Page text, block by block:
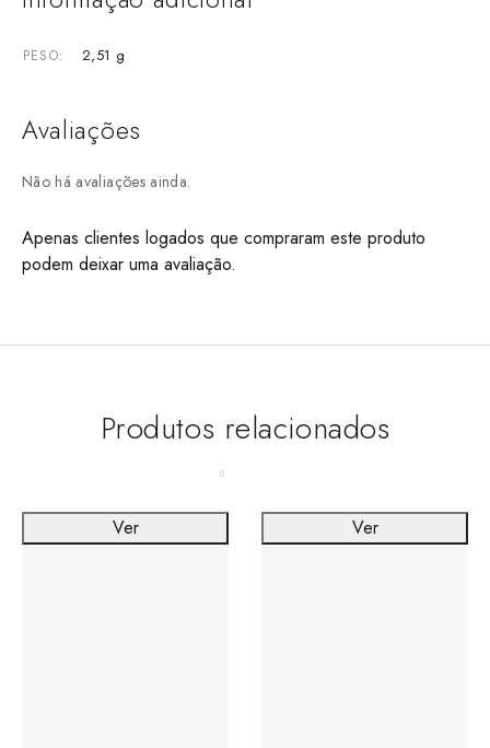
PESO 2,51 g
Avaliações
Não há avaliações ainda.
Apenas clientes logados que compraram este produto
podem deixar uma avaliação.
Produtos relacionados
Ver Ver